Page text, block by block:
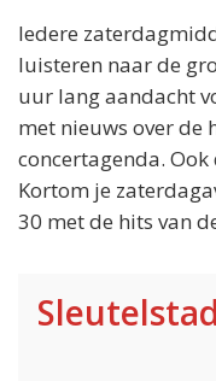
Iedere
luisteren naar de
uur lang aandacht
met nieuws over de
concertagenda.
Kortom je
30 met de hits van